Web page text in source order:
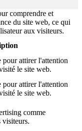
comprendre et
du site web, ce qui
aux visiteurs.
attirer l'attention
le site web.
attirer l'attention
le site web.
comme